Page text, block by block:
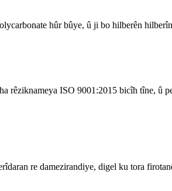
hûr bûye, û ji bo hilberên
rêziknameya ISO 9001:2015 bicîh tîne, û
re damezirandiye, digel ku tora